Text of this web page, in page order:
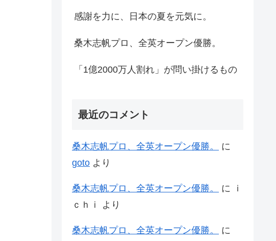
感謝を力に、日本の夏を元気に。
桑木志帆プロ、全英オープン優勝。
「1億2000万人割れ」が問い掛けるもの
最近のコメント
桑木志帆プロ、全英オープン優勝。
に
goto より
桑木志帆プロ、全英オープン優勝。 に
ｉ
ｃｈｉ
より
桑木志帆プロ、全英オープン優勝。
に